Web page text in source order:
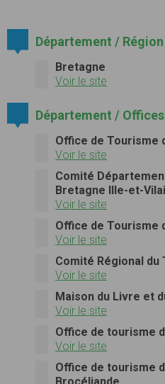
Département /
Bretagne
Voir le site
Département /
Office de Tourisme
Voir le site
Comité
Bretagne Ille-et-
Voir le site
Office de Tourisme
Voir le site
Comité Régional
Voir le site
Maison du Livre et
Voir le site
Office de tourisme
Voir le site
Office de tourisme